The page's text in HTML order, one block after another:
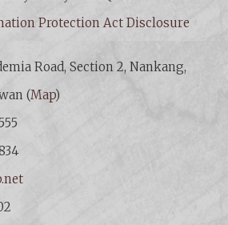
Protection Act Disclosure
Road, Section 2, Nankang,
(Map)